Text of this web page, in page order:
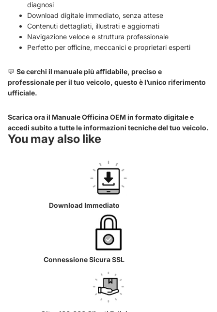
diagnosi
Download digitale immediato, senza attese
Contenuti dettagliati, illustrati e aggiornati
Navigazione veloce e struttura professionale
Perfetto per officine, meccanici e proprietari esperti
💬 Se cerchi il manuale più affidabile, preciso e
professionale per il tuo veicolo, questo è l’unico riferimento
ufficiale.
Scarica ora il Manuale Officina OEM in formato digitale e
accedi subito a tutte le informazioni tecniche del tuo veicolo.
You may also like
Download Immediato
Connessione Sicura SSL